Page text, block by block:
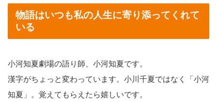
物語はいつも私の人生に寄り添ってくれて
いる
小河知夏劇場の語り師、小河知夏です。
漢字がちょっと変わっています。小川千夏ではなく「小河
知夏」。覚えてもらえたら嬉しいです。